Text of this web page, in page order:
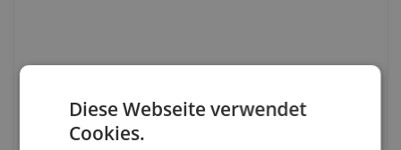
Diese Webseite verwendet
Cookies.